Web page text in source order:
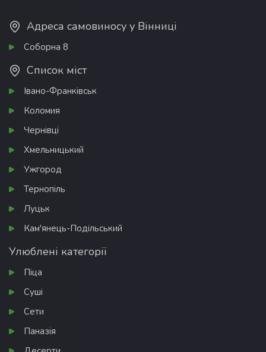
Адреса самовиносу у Вінниці
Соборна 8
Список міст
Івано-Франківськ
Коломия
Чернівці
Хмельницький
Ужгород
Тернопіль
Луцьк
Кам'янець-Подільський
Улюблені категорії
Піца
Суші
Сети
Паназія